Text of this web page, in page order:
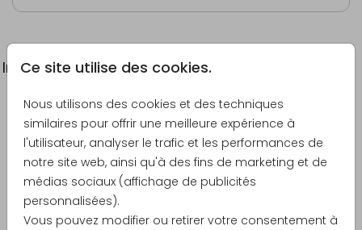
Ce site utilise des cookies.
Nous utilisons des cookies et des techniques
similaires pour offrir une meilleure expérience à
l'utilisateur, analyser le trafic et les performances de
notre site web, ainsi qu'à des fins de marketing et de
médias sociaux (affichage de publicités
personnalisées).
Vous pouvez modifier ou retirer votre consentement à
Informations du produit
Description
Faire-part de naissance tendance en dorure dans
des teintes roses et oranges.
Créateur
Made for Moments